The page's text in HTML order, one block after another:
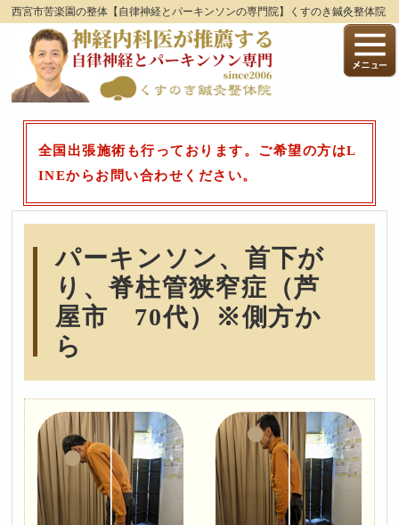
西宮市苦楽園の整体【自律神経とパーキンソンの専門院】くすのき鍼灸整体院
全国出張施術も行っております。ご希望の方はL
INEからお問い合わせください。
パーキンソン、首下が
り、脊柱管狭窄症（芦
屋市 70代）※側方か
ら